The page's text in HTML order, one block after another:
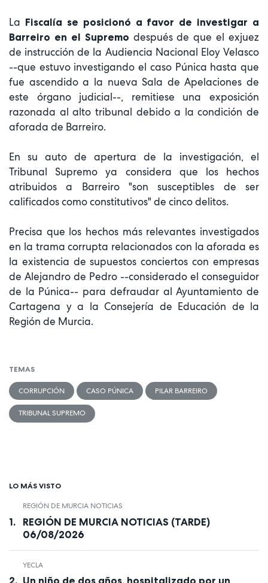
La Fiscalía se posicionó a favor de investigar a
Barreiro en el Supremo después de que el exjuez
de instrucción de la Audiencia Nacional Eloy Velasco
--que estuvo investigando el caso Púnica hasta que
fue ascendido a la nueva Sala de Apelaciones de
este órgano judicial--, remitiese una exposición
razonada al alto tribunal debido a la condición de
aforada de Barreiro.
En su auto de apertura de la investigación, el
Tribunal Supremo ya considera que los hechos
atribuidos a Barreiro "son susceptibles de ser
calificados como constitutivos" de cinco delitos.
Precisa que los hechos más relevantes investigados
en la trama corrupta relacionados con la aforada es
la existencia de supuestos conciertos con empresas
de Alejandro de Pedro --considerado el conseguidor
de la Púnica-- para defraudar al Ayuntamiento de
Cartagena y a la Consejería de Educación de la
Región de Murcia.
TEMAS
CORRUPCIÓN CASO PÚNICA PILAR BARREIRO
TRIBUNAL SUPREMO
LO MÁS VISTO
REGIÓN DE MURCIA NOTICIAS
REGIÓN DE MURCIA NOTICIAS (TARDE)
06/08/2026
YECLA